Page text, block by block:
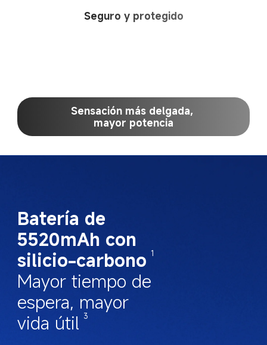
Seguro y protegido
Sensación más delgada,
mayor potencia
Batería de
5520mAh con
silicio-carbono 1
Mayor tiempo de
espera, mayor
vida útil 3